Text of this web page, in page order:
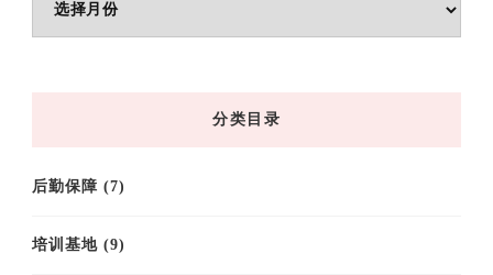
章
分类目录
后勤保障 (7)
培训基地 (9)